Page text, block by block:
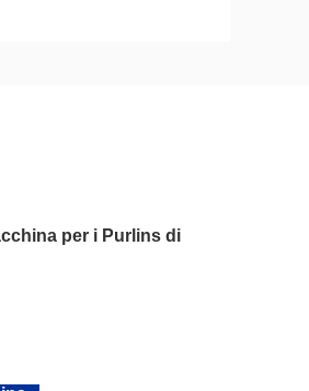
per i Purlins di